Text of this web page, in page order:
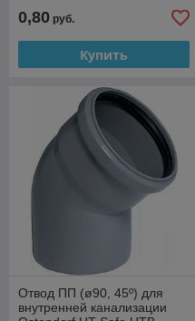
0,80 руб.
Купить
Отвод ПП (ø90, 45º) для
внутренней канализации